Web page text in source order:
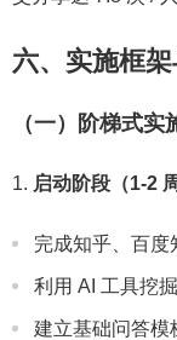
六、实施框
（一）阶梯式实
启动阶段（1-2 周
完成知乎、百度
利用 AI 工具挖
建立基础问答模